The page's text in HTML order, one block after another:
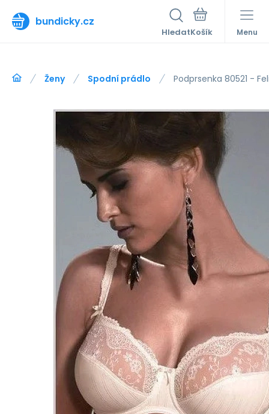
bundicky.cz
Hledat Menu
Ženy Spodní prádlo Podprsenka 80521 -